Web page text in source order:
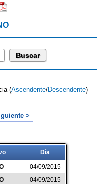
(Ascendente/Descendente)
>
Día
04/09/2015
04/09/2015